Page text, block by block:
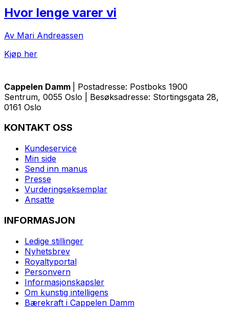
Hvor lenge varer vi
Av Mari Andreassen
Kjøp her
Cappelen Damm
| Postadresse: Postboks 1900
Sentrum, 0055 Oslo | Besøksadresse: Stortingsgata 28,
0161 Oslo
KONTAKT OSS
Kundeservice
Min side
Send inn manus
Presse
Vurderingseksemplar
Ansatte
INFORMASJON
Ledige stillinger
Nyhetsbrev
Royaltyportal
Personvern
Informasjonskapsler
Om kunstig intelligens
Bærekraft i Cappelen Damm